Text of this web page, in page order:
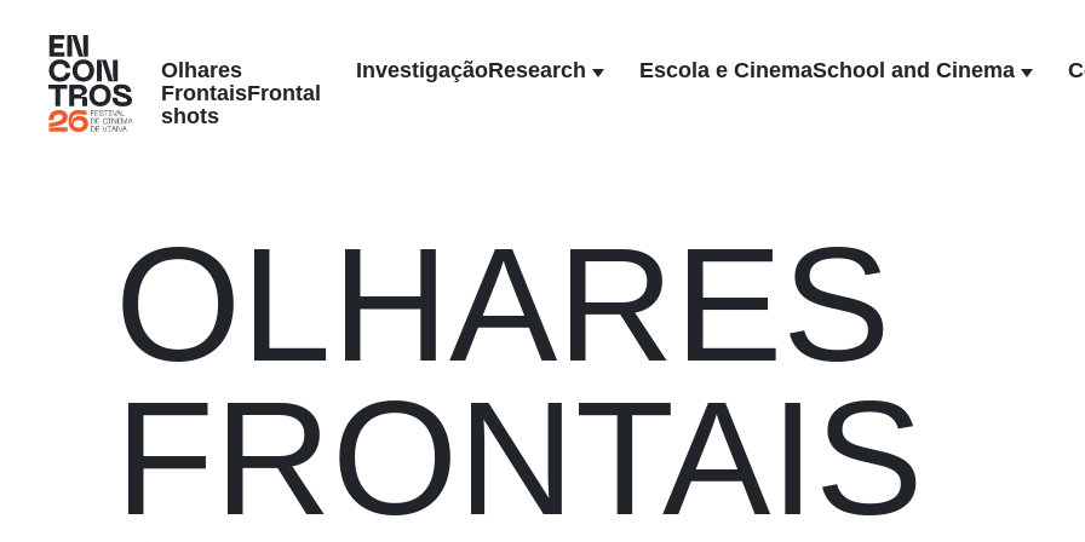
Olhares
FrontaisFrontal
shots
InvestigaçãoResearch Escola e CinemaSchool and Cinema
OLHARES
FRONTAIS